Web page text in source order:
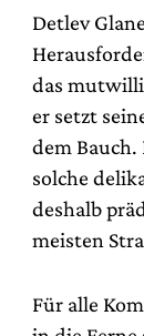
Detlev
das
er setzt
dem
solche
deshalb
meisten
Für alle